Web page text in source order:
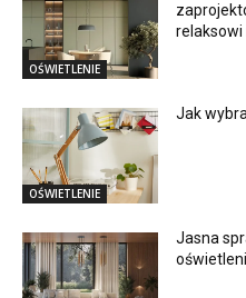
OŚWIETLENIE
relaksowi
OŚWIETLENIE
Jak
Jasna